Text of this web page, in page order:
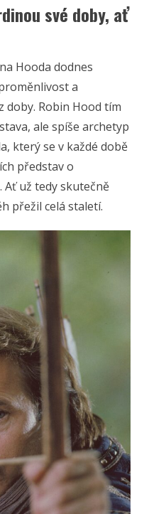
své doby, ať
Hooda dodnes
a
Robin Hood tím
ale spíše archetyp
který se v každé době
představ o
už tedy skutečně
přežil celá staletí.